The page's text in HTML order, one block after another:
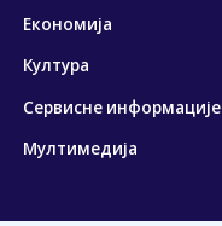
Економија
Култура
Сервисне информације
Мултимедија